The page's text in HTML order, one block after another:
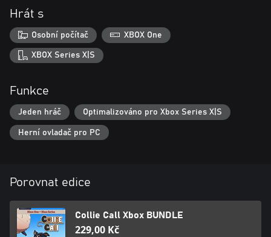
Hrát s
Osobní počítač XBOX One
XBOX Series X|S
Funkce
Jeden hráč Optimalizováno pro Xbox Series X|S
Herní ovladač pro PC
Porovnat edice
Collie Call Xbox BUNDLE
229,00 Kč